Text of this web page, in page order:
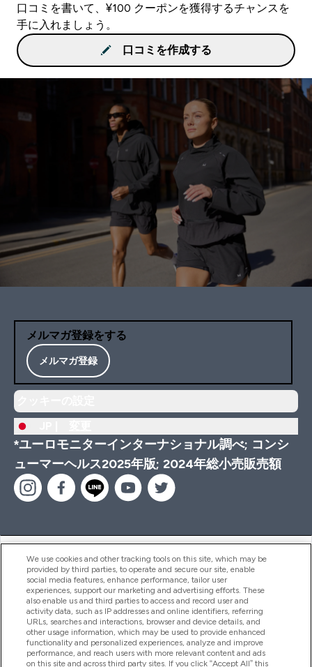
口コミを書いて、¥100 クーポンを獲得するチャンスを
手に入れましょう。
口コミを作成する
メルマガ登録をする
メルマガ登録
*ユーロモニターインターナショナル調べ; コンシ
ューマーヘルス2025年版; 2024年総小売販売額
ヘルプ＆ガイド
商品について
会社概要
We use cookies and other tracking tools on this site, which may be
provided by third parties, to operate and secure our site, enable
social media features, enhance performance, tailor user
experiences, support our marketing and advertising efforts. These
also enable us and third parties to access and record user and
activity data, such as IP addresses and online identifiers, referring
URLs, searches and interactions, browser and device details, and
other usage information, which may be used to provide enhanced
functionality and personalized experiences, analyze and improve
performance, and reach users with more relevant content and ads
on this site and across third party sites. If you click “Accept All” this